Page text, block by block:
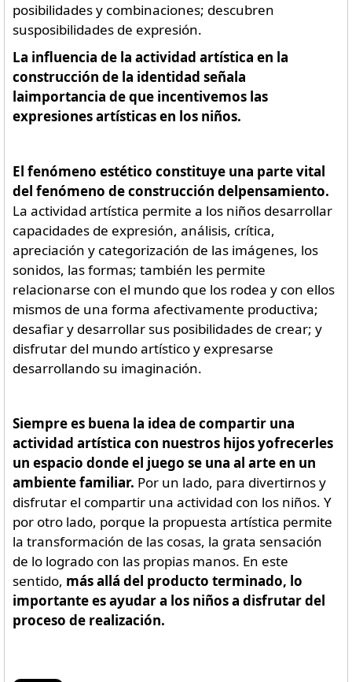
posibilidades y combinaciones; descubren
susposibilidades de expresión.
La influencia de la actividad artística en la
construcción de la identidad señala
laimportancia de que incentivemos las
expresiones artísticas en los niños.
El fenómeno estético constituye una parte vital
del fenómeno de construcción delpensamiento.
La actividad artística permite a los niños desarrollar
capacidades de expresión, análisis, crítica,
apreciación y categorización de las imágenes, los
sonidos, las formas; también les permite
relacionarse con el mundo que los rodea y con ellos
mismos de una forma afectivamente productiva;
desafiar y desarrollar sus posibilidades de crear; y
disfrutar del mundo artístico y expresarse
desarrollando su imaginación.
Siempre es buena la idea de compartir una
actividad artística con nuestros hijos yofrecerles
un espacio donde el juego se una al arte en un
ambiente familiar. Por un lado, para divertirnos y
disfrutar el compartir una actividad con los niños. Y
por otro lado, porque la propuesta artística permite
la transformación de las cosas, la grata sensación
de lo logrado con las propias manos. En este
sentido, más allá del producto terminado, lo
importante es ayudar a los niños a disfrutar del
proceso de realización.